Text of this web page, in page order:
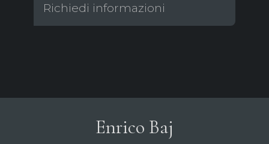
Richiedi informazioni
Enrico Baj